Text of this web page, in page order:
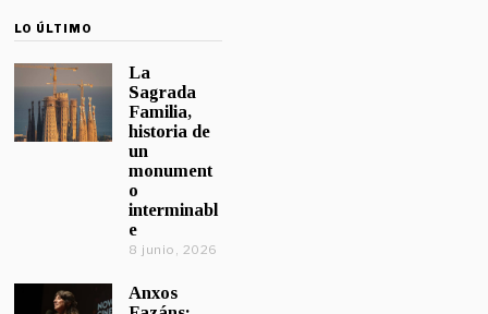
LO ÚLTIMO
La
Sagrada
Familia,
historia de
un
monument
o
interminabl
e
8 junio, 2026
Anxos